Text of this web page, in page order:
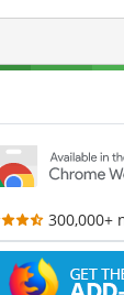
300,000+